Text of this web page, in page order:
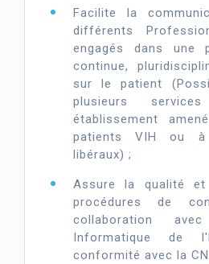
Facilite la
différents
engagés dans une
continue,
sur le patient
plusieurs
établissement
patients VIH ou à
libéraux) ;
Assure la qualité
procédures de
collaboration
Informatique de
conformité avec la